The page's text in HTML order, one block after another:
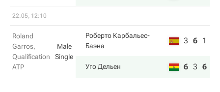
22.05, 12:10
Roland
Garros,
Qualification
ATP
Male
Single
Роберто Карбальес-
Баэна
3 6 1
Уго Дельен 6 3 6